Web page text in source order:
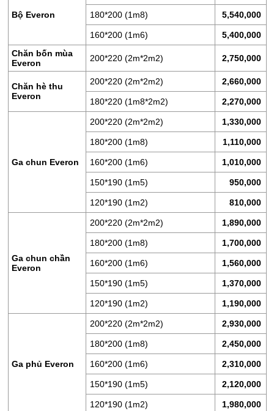
ÉP
LÒ
XO
RUỘT
GỐI
PHẨM
GIẢM
SẢN
Bộ Everon 180*200 (1m8) 5,540,000
160*200 (1m6)
5,400,000
Chăn bốn mùa
Everon
200*220 (2m*2m2) 2,750,000
Chăn hè thu
Everon
200*220 (2m*2m2) 2,660,000
180*220 (1m8*2m2) 2,270,000
Ga chun Everon
200*220 (2m*2m2) 1,330,000
180*200 (1m8) 1,110,000
160*200 (1m6) 1,010,000
150*190 (1m5) 950,000
120*190 (1m2) 810,000
Ga chun chần
Everon
200*220 (2m*2m2) 1,890,000
180*200 (1m8) 1,700,000
160*200 (1m6) 1,560,000
150*190 (1m5) 1,370,000
120*190 (1m2) 1,190,000
Ga phủ Everon
200*220 (2m*2m2) 2,930,000
180*200 (1m8) 2,450,000
160*200 (1m6) 2,310,000
150*190 (1m5) 2,120,000
120*190 (1m2) 1,980,000